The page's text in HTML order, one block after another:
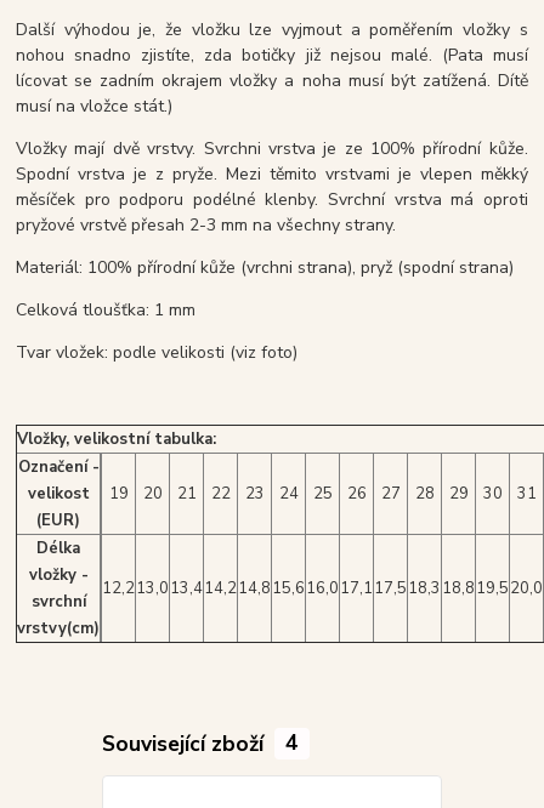
Další výhodou je, že vložku lze vyjmout a poměřením vložky s
nohou snadno zjistíte, zda botičky již nejsou malé. (Pata musí
lícovat se zadním okrajem vložky a noha musí být zatížená. Dítě
musí na vložce stát.)
Vložky mají dvě vrstvy. Svrchni vrstva je ze 100% přírodní kůže.
Spodní vrstva je z pryže. Mezi těmito vrstvami je vlepen měkký
měsíček pro podporu podélné klenby. Svrchní vrstva má oproti
pryžové vrstvě přesah 2-3 mm na všechny strany.
Materiál: 100% přírodní kůže (vrchni strana), pryž (spodní strana)
Celková tloušťka: 1 mm
Tvar vložek: podle velikosti (viz foto)
Vložky, velikostní tabulka:
Označení -
velikost
(EUR)
19 20 21 22 23 24 25 26 27 28 29 30 31
Délka
vložky -
svrchní
vrstvy(cm)
12,213,013,414,214,815,616,017,117,518,3 18,819,520,0
Související zboží 4